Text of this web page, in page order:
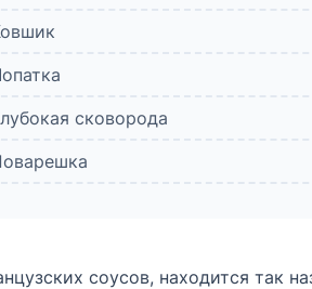
сковорода
соусов, находится так